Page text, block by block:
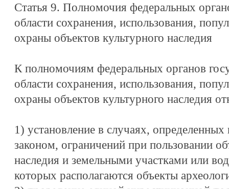
Статья 9. Полномочия федеральных
области сохранения, использования,
охраны объектов культурного наследия
К полномочиям федеральных органов
области сохранения, использования,
охраны объектов культурного наследия
1) установление в случаях,
законом, ограничений при пользовании
наследия и земельными участками или
которых располагаются объекты